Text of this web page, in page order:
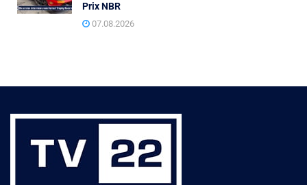
Prix NBR
07.08.2026